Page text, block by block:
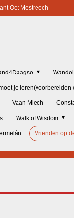
Oet Mestreech
je leren(voorbereiden
Vaan Miech
Walk of Wisdom
Vrienden op